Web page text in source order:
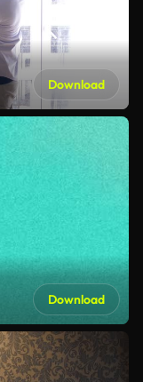
Download
Download